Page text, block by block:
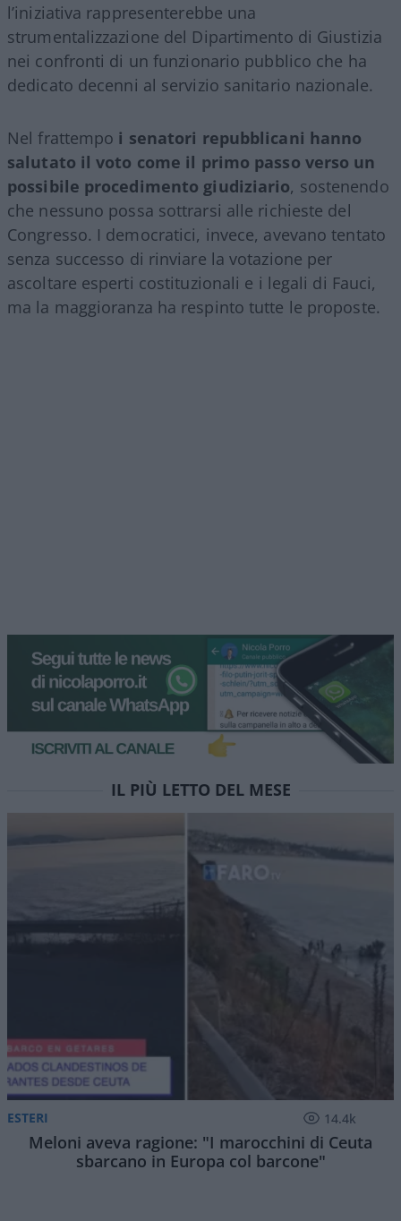
l’iniziativa rappresenterebbe una
strumentalizzazione del Dipartimento di Giustizia
nei confronti di un funzionario pubblico che ha
dedicato decenni al servizio sanitario nazionale.
Nel frattempo i senatori repubblicani hanno
salutato il voto come il primo passo verso un
possibile procedimento giudiziario, sostenendo
che nessuno possa sottrarsi alle richieste del
Congresso. I democratici, invece, avevano tentato
senza successo di rinviare la votazione per
ascoltare esperti costituzionali e i legali di Fauci,
ma la maggioranza ha respinto tutte le proposte.
IL PIÙ LETTO DEL MESE
ESTERI 14.4k
Meloni aveva ragione: "I marocchini di Ceuta
sbarcano in Europa col barcone"